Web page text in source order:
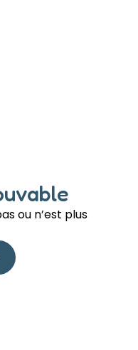
ou n’est plus